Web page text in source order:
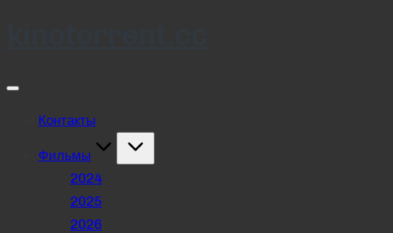
Контакты
Фильмы
2024
2025
2026